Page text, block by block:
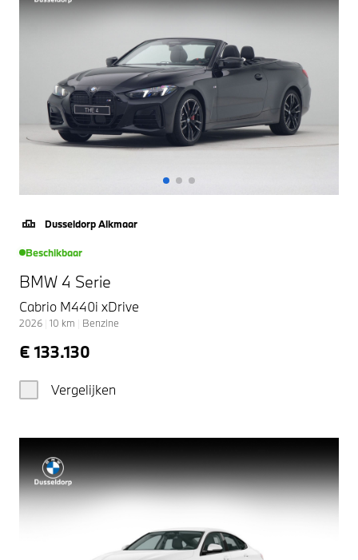
Dusseldorp Alkmaar
Beschikbaar
BMW 4 Serie
Cabrio M440i xDrive
2026 10 km Benzine
€ 133.130
Vergelijken